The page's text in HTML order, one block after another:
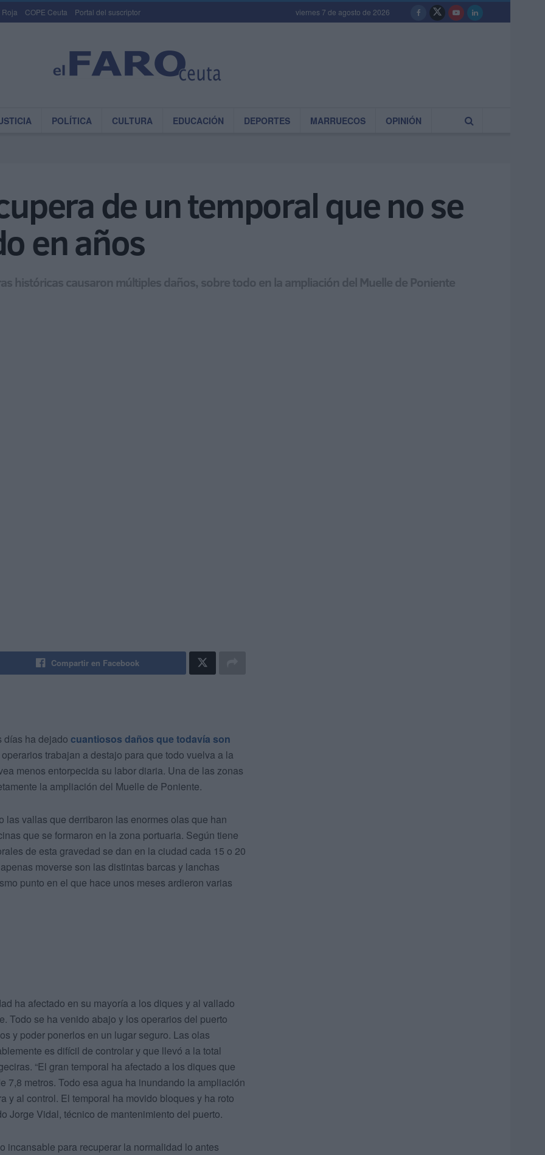
Roja COPE Ceuta Portal del suscriptor viernes 7 de agosto de 2026
POLÍTICA CULTURA EDUCACIÓN DEPORTES MARRUECOS OPINIÓN
de un temporal que no se
en años
históricas causaron múltiples daños, sobre todo en la ampliación del Muelle de Poniente
Compartir en Facebook
días ha dejado cuantiosos daños que todavía son
trabajan a destajo para que todo vuelva a la
menos entorpecida su labor diaria. Una de las zonas
la ampliación del Muelle de Poniente.
vallas que derribaron las enormes olas que han
que se formaron en la zona portuaria. Según tiene
de esta gravedad se dan en la ciudad cada 15 o 20
moverse son las distintas barcas y lanchas
punto en el que hace unos meses ardieron varias
ha afectado en su mayoría a los diques y al vallado
Todo se ha venido abajo y los operarios del puerto
y poder ponerlos en un lugar seguro. Las olas
es difícil de controlar y que llevó a la total
“El gran temporal ha afectado a los diques que
7,8 metros. Todo esa agua ha inundando la ampliación
y al control. El temporal ha movido bloques y ha roto
Jorge Vidal, técnico de mantenimiento del puerto.
incansable para recuperar la normalidad lo antes